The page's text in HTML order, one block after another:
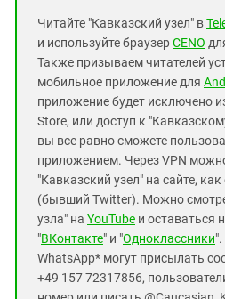
Читайте "Кавказский узел" в
и используйте браузерCENO
Также призываем читателей
мобильное приложение для
приложение будет исключено
Store, или доступ к
вы все равно сможете
приложением. Через VPN
"Кавказский узел" на сайте,
(бывший Twitter). Можно
узла" на YouTube и оставаться
"ВКонтакте" и "Одноклассники
WhatsApp* могут присылать
+49 157 72317856,